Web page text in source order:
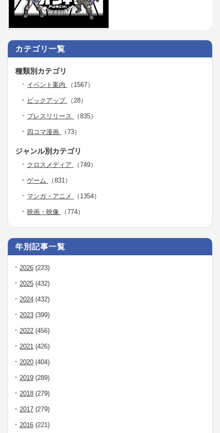
カテゴリ一覧
種類別カテゴリ
イベント案内 （1567）
ピックアップ （28）
プレスリリース （835）
四コマ漫画 （73）
ジャンル別カテゴリ
クロスメディア （749）
ゲーム （831）
マンガ・アニメ （1354）
映画・映像 （774）
年別記事一覧
2026 (223)
2025 (432)
2024 (432)
2023 (399)
2022 (456)
2021 (426)
2020 (404)
2019 (289)
2018 (279)
2017 (279)
2016 (221)